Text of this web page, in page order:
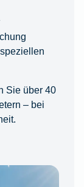
Sie über 40
– bei